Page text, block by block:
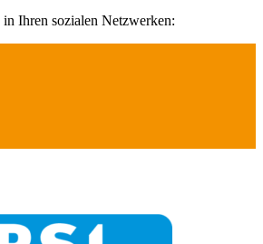
Ihren sozialen Netzwerken: